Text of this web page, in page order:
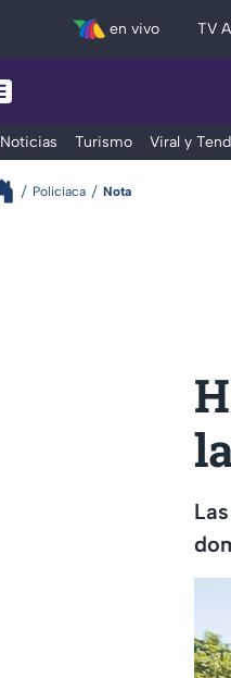
en vivo TV
Noticias Turismo Viral y
Policiaca Nota